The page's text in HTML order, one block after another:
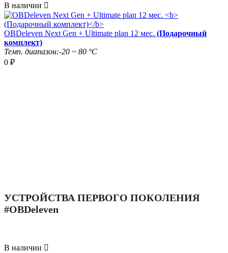
В наличии 
OBDeleven Next Gen + Ultimate plan 12 мес. (Подарочный
комплект)
Темп. диапазон:-20 ~ 80 °C
0 ₽
УСТРОЙСТВА ПЕРВОГО ПОКОЛЕНИЯ
#OBDeleven
В наличии 